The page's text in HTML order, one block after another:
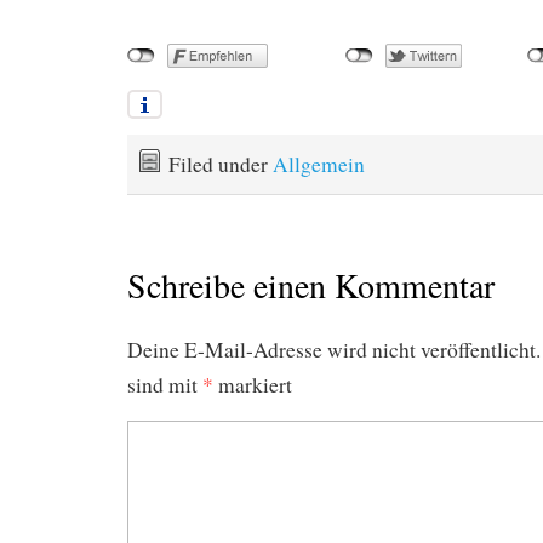
Filed underAllgemein
Schreibe einen Kommentar
Deine E-Mail-Adresse wird nicht veröffentlicht.
sind mit * markiert